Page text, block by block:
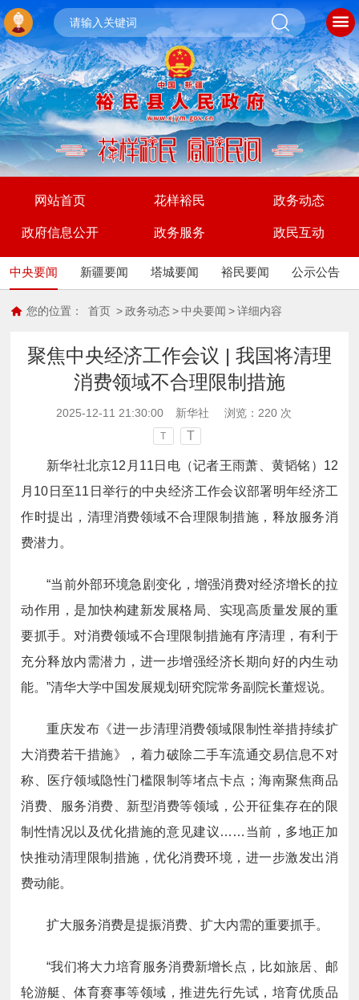
网站首页 花样裕民 政务动态
政府信息公开 政务服务 政民互动
中央要闻 新疆要闻 塔城要闻 裕民要闻 公示公告
您的位置： 首页 > 政务动态 > 中央要闻 > 详细内容
聚焦中央经济工作会议 | 我国将清理
消费领域不合理限制措施
2025-12-11 21:30:00 新华社 浏览： 220次
T T
新华社北京12月11日电（记者王雨萧、黄韬铭）12
月10日至11日举行的中央经济工作会议部署明年经济工
作时提出，清理消费领域不合理限制措施，释放服务消
费潜力。
“当前外部环境急剧变化，增强消费对经济增长的拉
动作用，是加快构建新发展格局、实现高质量发展的重
要抓手。对消费领域不合理限制措施有序清理，有利于
充分释放内需潜力，进一步增强经济长期向好的内生动
能。”清华大学中国发展规划研究院常务副院长董煜说。
重庆发布《进一步清理消费领域限制性举措持续扩
大消费若干措施》，着力破除二手车流通交易信息不对
称、医疗领域隐性门槛限制等堵点卡点；海南聚焦商品
消费、服务消费、新型消费等领域，公开征集存在的限
制性情况以及优化措施的意见建议……当前，多地正加
快推动清理限制措施，优化消费环境，进一步激发出消
费动能。
扩大服务消费是提振消费、扩大内需的重要抓手。
“我们将大力培育服务消费新增长点，比如旅居、邮
轮游艇、体育赛事等领域，推进先行先试，培育优质品